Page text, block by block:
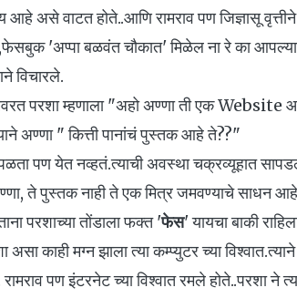
आहे असे वाटत होते..आणि रामराव पण जिज्ञासू
'अप्पा बळवंत चौकात' मिळेल ना रे का
विचारले.
परशा म्हणाला "अहो अण्णा ती एक
अण्णा " कित्ती पानांचं पुस्तक आहे ते??"
पण येत नव्हतं.त्याची अवस्था चक्रव्यूहात
ते पुस्तक नाही ते एक मित्र जमवण्याचे साधन
परशाच्या तोंडाला फक्त 'फेस' यायचा बाकी
असा काही मग्न झाला त्या कम्प्युटर च्या
पण इंटरनेट च्या विश्वात रमले होते..परशा ने